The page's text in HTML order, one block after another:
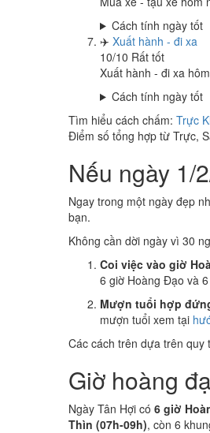
Cách tính ngày tốt
✈️ Xuất hành - đi xa
10/10 Rất tốt
Xuất hành - đi xa
Cách tính ngày tốt
Tìm hiểu cách chấm: Trực
Điểm số tổng hợp từ Trực,
Nếu ngày 1/
Ngay trong một ngày đẹp
bạn.
Không cần dời ngày vì 30
Coi việc vào giờ
6 giờ Hoàng Đạo và
Mượn tuổi hợp
mượn tuổi xem tại
Các cách trên dựa trên quy
Giờ hoàng
Ngày Tân Hợi có 6 giờ
Thìn (07h-09h), còn 6